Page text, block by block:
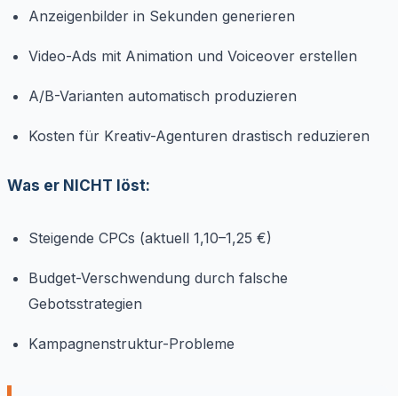
Anzeigenbilder in Sekunden generieren
Video-Ads mit Animation und Voiceover erstellen
A/B-Varianten automatisch produzieren
Kosten für Kreativ-Agenturen drastisch reduzieren
Was er NICHT löst:
Steigende CPCs (aktuell 1,10–1,25 €)
Budget-Verschwendung durch falsche
Gebotsstrategien
Kampagnenstruktur-Probleme